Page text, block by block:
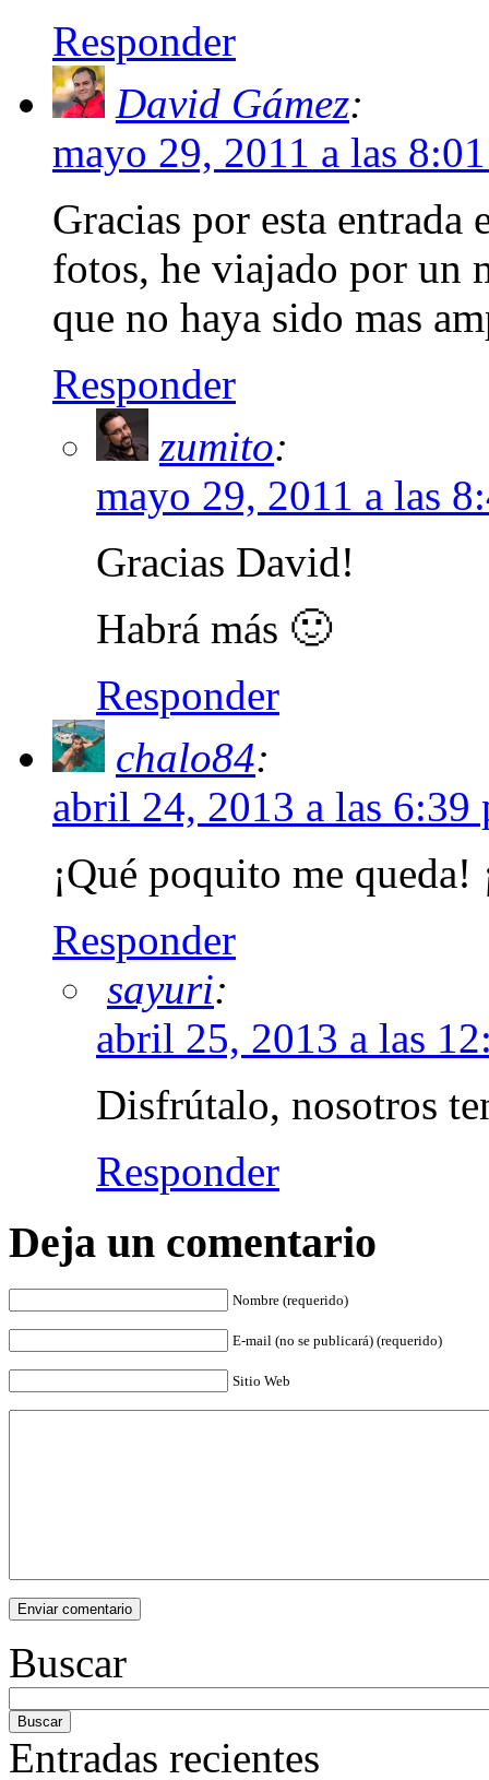
Responder
David Gámez:
mayo 29, 2011 a las
Gracias por esta entrada
fotos, he viajado por un
que no haya sido mas
Responder
zumito:
mayo 29, 2011 a las
Gracias David!
Habrá más 🙂
Responder
chalo84:
abril 24, 2013 a las 6:39
¡Qué poquito me queda!
Responder
sayuri:
abril 25, 2013 a las
Disfrútalo, nosotros
Responder
Deja un comentario
Nombre (requerido)
E-mail (no se publicará) (requerido)
Sitio Web
Buscar
Entradas recientes